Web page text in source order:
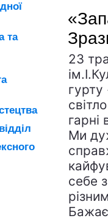
23
гарні
Ми
себе
та